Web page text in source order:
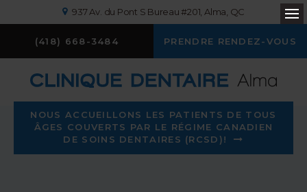
937 Av. du Pont S Bureau #201 Alma QC
(418) 668-3484 PRENDRE RENDEZ-VOUS
NOUS ACCUEILLONS LES PATIENTS DE TOUS
ÂGES COUVERTS PAR LE RÉGIME CANADIEN
DE SOINS DENTAIRES (RCSD)!